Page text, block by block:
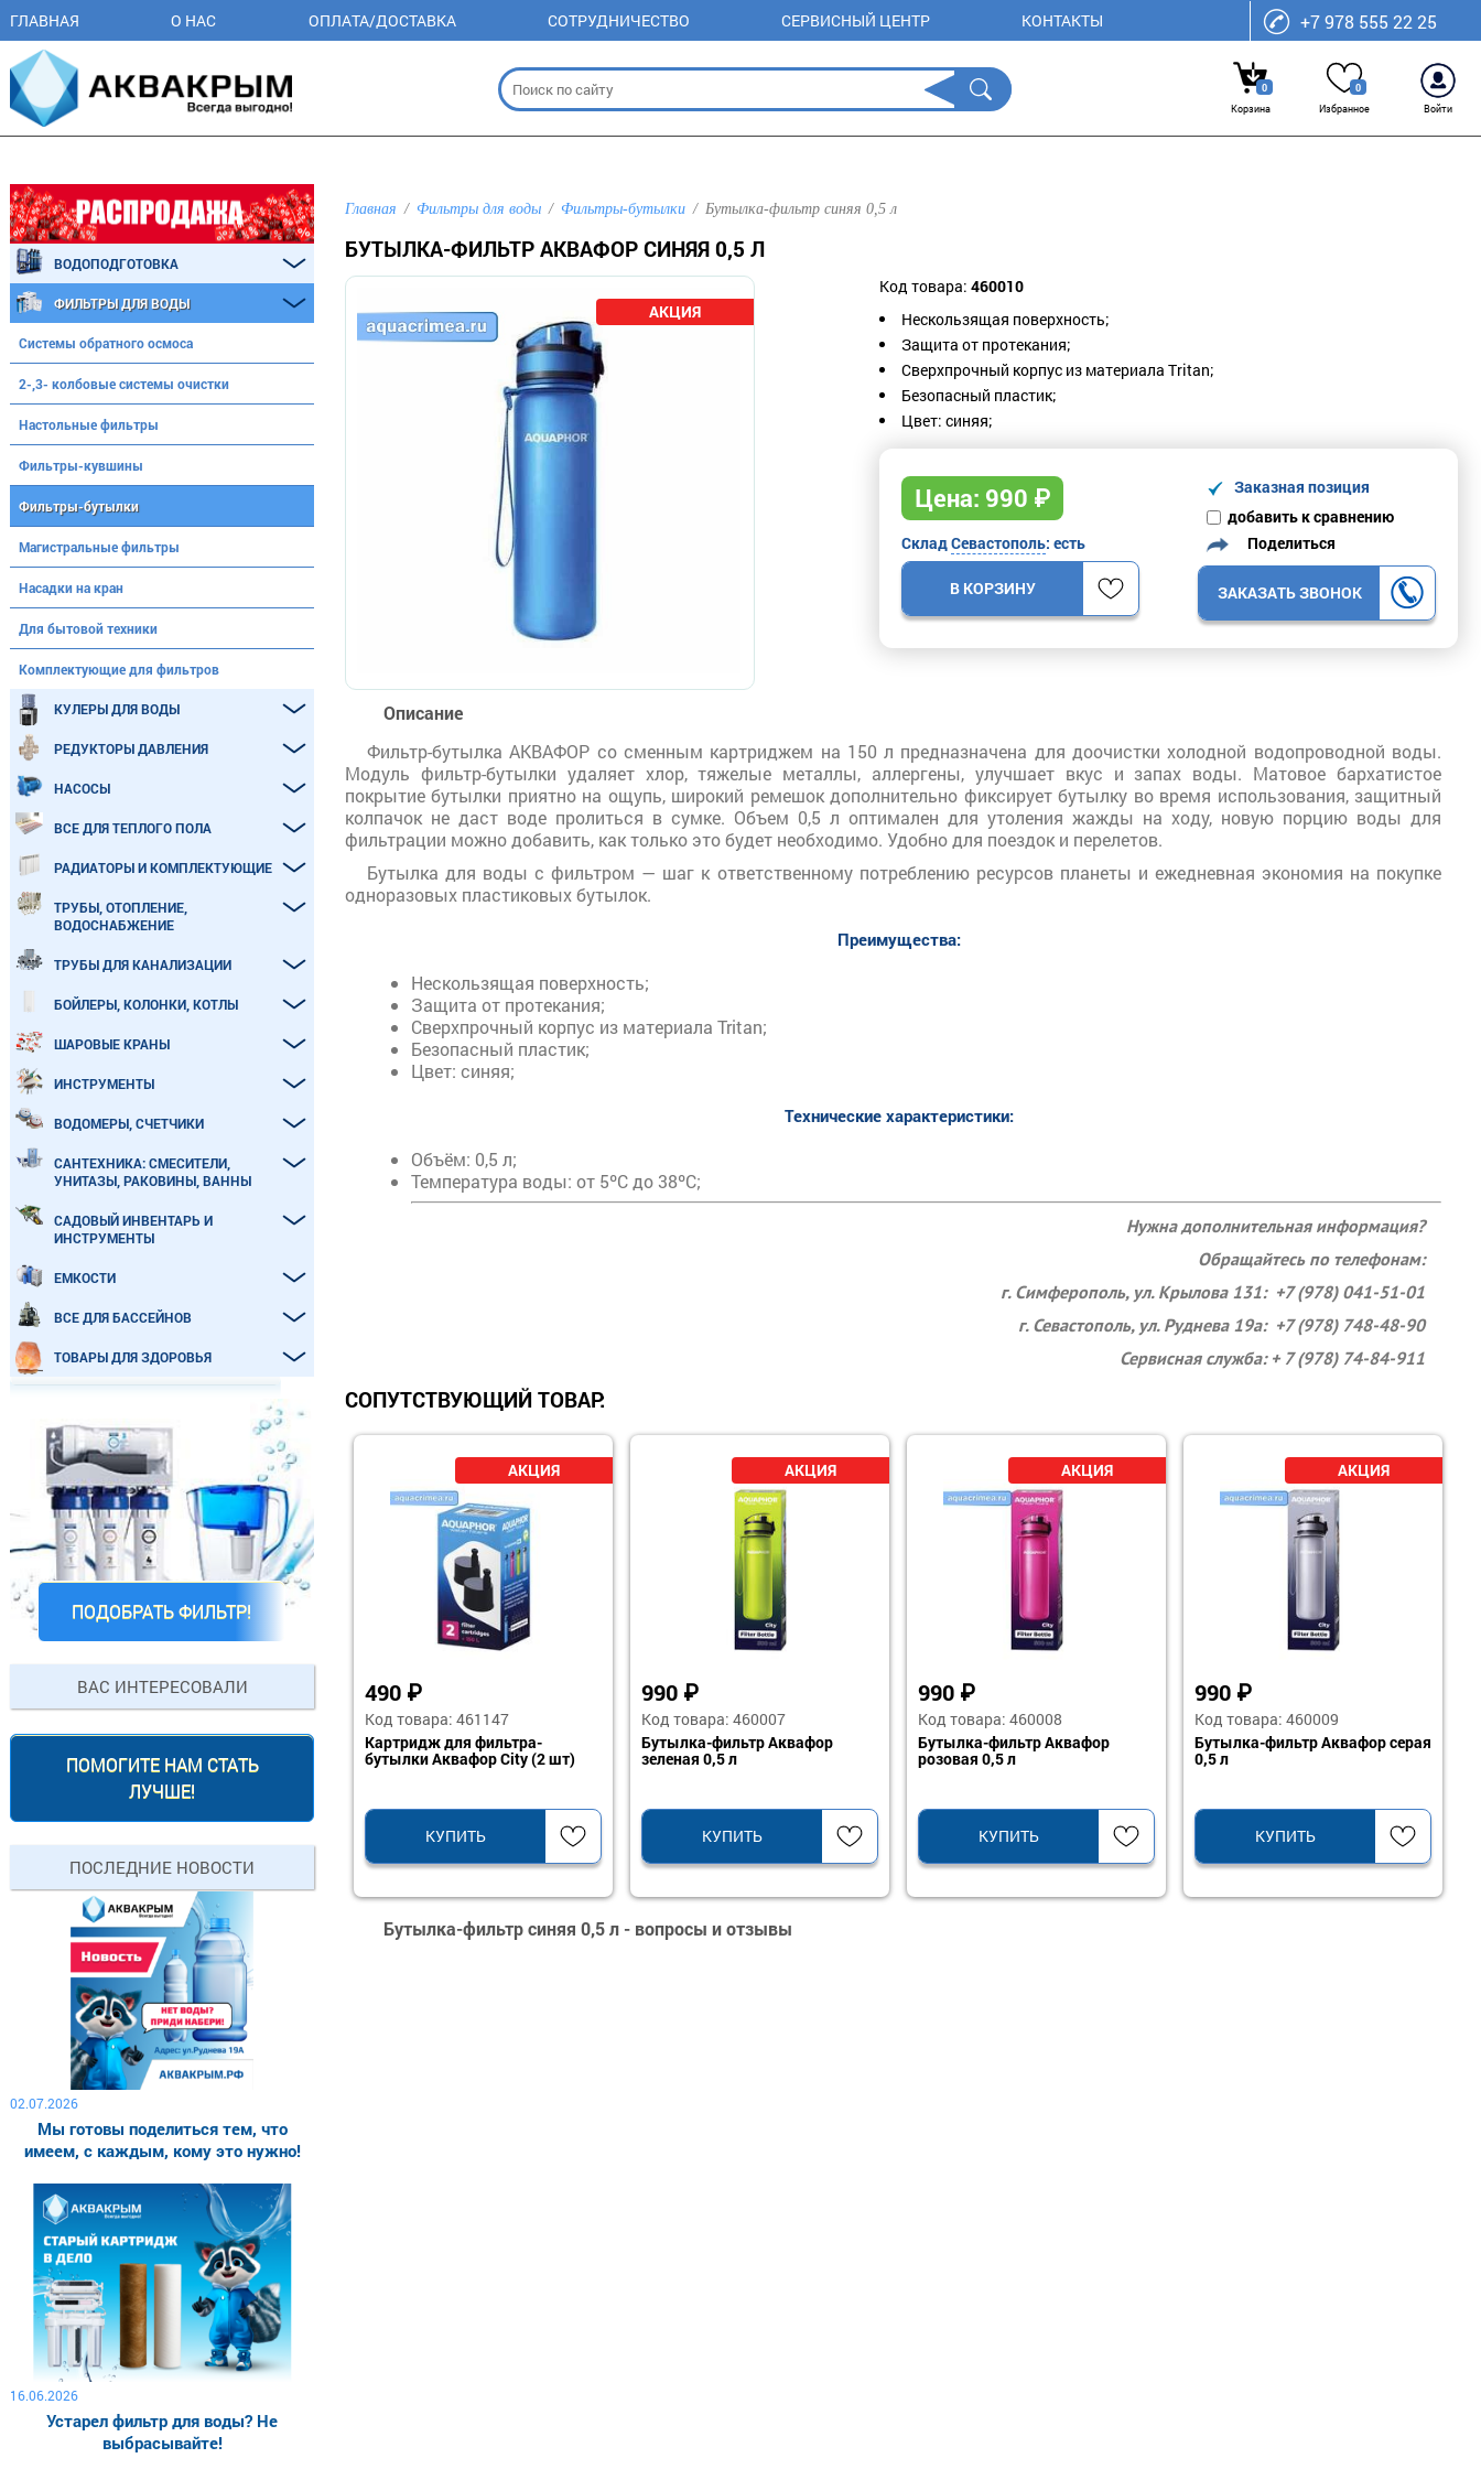
ГЛАВНАЯ О НАС ОПЛАТА/ДОСТАВКА СОТРУДНИЧЕСТВО СЕРВИСНЫЙ ЦЕНТР КОНТАКТЫ +7 978 555 22 25
0
Корзина
0
Избранное
Войти
Главная Фильтры для воды Фильтры-бутылки Бутылка-фильтр синяя 0,5 л
БУТЫЛКА-ФИЛЬТР АКВАФОР СИНЯЯ 0,5 Л
Код товара: 460010
Нескользящая поверхность;
Защита от протекания;
Сверхпрочный корпус из материала Tritan;
Безопасный пластик;
Цвет: синяя;
Цена: 990 ₽
Заказная позиция
добавить к сравнению
СкладСевастополь: есть
В КОРЗИНУ
Поделиться
ЗАКАЗАТЬ ЗВОНОК
Описание
Фильтр-бутылка АКВАФОР со сменным картриджем на 150 л предназначена для доочистки холодной водопроводной воды.
Модуль фильтр-бутылки удаляет хлор, тяжелые металлы, аллергены, улучшает вкус и запах воды. Матовое бархатистое
покрытие бутылки приятно на ощупь, широкий ремешок дополнительно фиксирует бутылку во время использования, защитный
колпачок не даст воде пролиться в сумке. Объем 0,5 л оптимален для утоления жажды на ходу, новую порцию воды для
фильтрации можно добавить, как только это будет необходимо. Удобно для поездок и перелетов.
Бутылка для воды с фильтром — шаг к ответственному потреблению ресурсов планеты и ежедневная экономия на покупке
одноразовых пластиковых бутылок.
Преимущества:
Нескользящая поверхность;
Защита от протекания;
Сверхпрочный корпус из материала Tritan;
Безопасный пластик;
Цвет: синяя;
Технические характеристики:
Объём: 0,5 л;
Температура воды: от 5ºC до 38ºC;
Нужна дополнительная информация?
Обращайтесь по телефонам:
г. Симферополь, ул. Крылова 131: +7 (978) 041-51-01
г. Севастополь, ул. Руднева 19а: +7 (978) 748-48-90
Сервисная служба: + 7 (978) 74-84-911
СОПУТСТВУЮЩИЙ ТОВАР:
490 ₽
Код товара: 461147
Картридж для фильтра-
бутылки Аквафор City (2 шт)
КУПИТЬ
990 ₽
Код товара: 460007
Бутылка-фильтр Аквафор
зеленая 0,5 л
КУПИТЬ
990 ₽
Код товара: 460008
Бутылка-фильтр Аквафор
розовая 0,5 л
КУПИТЬ
990 ₽
Код товара: 460009
Бутылка-фильтр Аквафор серая
0,5 л
КУПИТЬ
Бутылка-фильтр синяя 0,5 л - вопросы и отзывы
ВОДОПОДГОТОВКА
ФИЛЬТРЫ ДЛЯ ВОДЫ
Системы обратного осмоса
2-,3- колбовые системы очистки
Настольные фильтры
Фильтры-кувшины
Фильтры-бутылки
Магистральные фильтры
Насадки на кран
Для бытовой техники
Комплектующие для фильтров
КУЛЕРЫ ДЛЯ ВОДЫ
РЕДУКТОРЫ ДАВЛЕНИЯ
НАСОСЫ
ВСЕ ДЛЯ ТЕПЛОГО ПОЛА
РАДИАТОРЫ И КОМПЛЕКТУЮЩИЕ
ТРУБЫ, ОТОПЛЕНИЕ,
ВОДОСНАБЖЕНИЕ
ТРУБЫ ДЛЯ КАНАЛИЗАЦИИ
БОЙЛЕРЫ, КОЛОНКИ, КОТЛЫ
ШАРОВЫЕ КРАНЫ
ИНСТРУМЕНТЫ
ВОДОМЕРЫ, СЧЕТЧИКИ
САНТЕХНИКА: СМЕСИТЕЛИ,
УНИТАЗЫ, РАКОВИНЫ, ВАННЫ
САДОВЫЙ ИНВЕНТАРЬ И
ИНСТРУМЕНТЫ
ЕМКОСТИ
ВСЕ ДЛЯ БАССЕЙНОВ
ТОВАРЫ ДЛЯ ЗДОРОВЬЯ
ПОДОБРАТЬ ФИЛЬТР!
ВАС ИНТЕРЕСОВАЛИ
ПОМОГИТЕ НАМ СТАТЬ
ЛУЧШЕ!
ПОСЛЕДНИЕ НОВОСТИ
02.07.2026
Мы готовы поделиться тем, что
имеем, с каждым, кому это нужно!
16.06.2026
Устарел фильтр для воды? Не
выбрасывайте!